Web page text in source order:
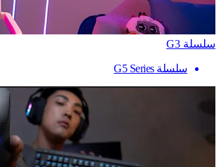
سلسلة G3
سلسلة G5 Series